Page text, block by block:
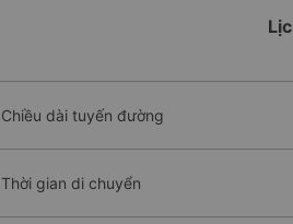
Chiều dài tuyến đường
Thời gian di chuyển